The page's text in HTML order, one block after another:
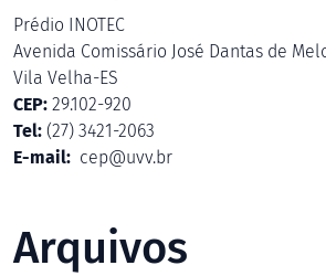
Prédio INOTEC
Avenida Comissário José Dantas de
Vila Velha-ES
CEP: 29.102-920
Tel: (27) 3421-2063
E-mail: cep@uvv.br
Arquivos